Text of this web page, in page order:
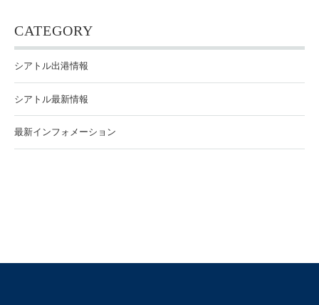
CATEGORY
シアトル出港情報
シアトル最新情報
最新インフォメーション